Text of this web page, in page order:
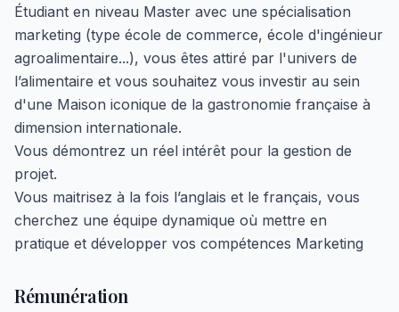
Étudiant en niveau Master avec une spécialisation
marketing (type école de commerce, école d'ingénieur
agroalimentaire...), vous êtes attiré par l'univers de
l’alimentaire et vous souhaitez vous investir au sein
d'une Maison iconique de la gastronomie française à
dimension internationale.
Vous démontrez un réel intérêt pour la gestion de
projet.
Vous maitrisez à la fois l’anglais et le français, vous
cherchez une équipe dynamique où mettre en
pratique et développer vos compétences Marketing
Rémunération